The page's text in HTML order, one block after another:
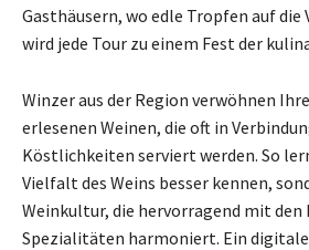
Gasthäusern, wo edle Tropfen auf
wird jede Tour zu einem Fest der
Winzer aus der Region verwöhnen
erlesenen Weinen, die oft in
Köstlichkeiten serviert werden. So
Vielfalt des Weins besser kennen,
Weinkultur, die hervorragend mit den
Spezialitäten harmoniert. Ein